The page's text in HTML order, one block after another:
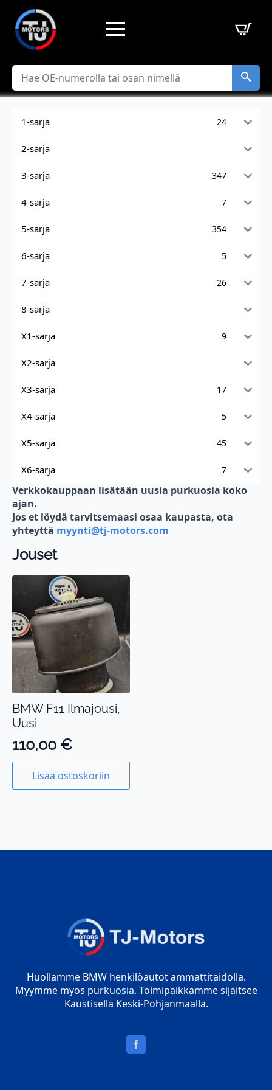
Hae
1-sarja 24
2-sarja
3-sarja 347
4-sarja 7
5-sarja 354
6-sarja 5
7-sarja 26
8-sarja
X1-sarja 9
X2-sarja
X3-sarja 17
X4-sarja 5
X5-sarja 45
X6-sarja 7
Verkkokauppaan lisätään uusia purkuosia koko
ajan.
Jos et löydä tarvitsemaasi osaa kaupasta, ota
yhteyttä myynti@tj-motors.com
Jouset
BMW F11 Ilmajousi,
Uusi
110,00 €
Lisää ostoskoriin
Huollamme BMW henkilöautot ammattitaidolla.
Myymme myös purkuosia. Toimipaikkamme sijaitsee
Kaustisella Keski-Pohjanmaalla.